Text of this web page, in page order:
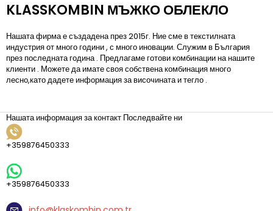
KLASSKOMBIN МЪЖКО ОБЛЕКЛО
Нашата фирма е създадена през 2015г. Ние сме в текстилната
индустрия от много години , с много иновации. Служим в България
през последната година . Предлагаме готови комбинации на нашите
клиенти . Можете да имате своя собствена комбинация много
лесно,като дадете информация за височината и тегло .
Нашата информация за контакт
+359876450333
+359876450333
Последвайте ни